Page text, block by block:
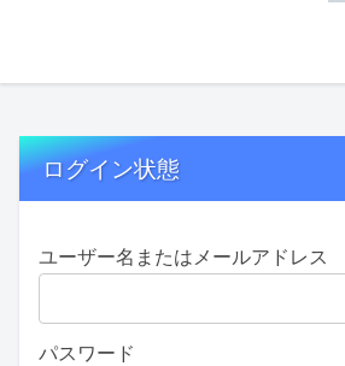
ログイン状態
ユーザー名またはメールアドレス
パスワード